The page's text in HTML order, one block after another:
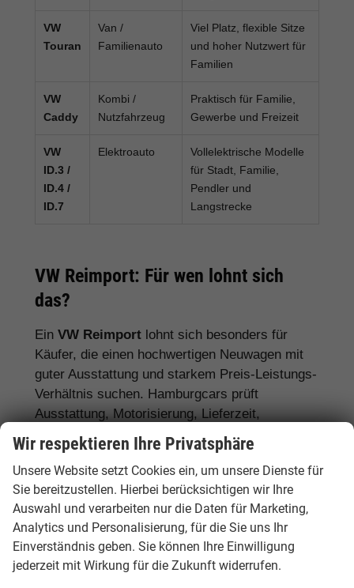
VW
Touran
Van /
Familienauto
Viel Platz, flexible Sitze
und hoher Nutzwert für
Familien
VW
Caddy
Kombi /
Nutzfahrzeug
Praktisch für Familie,
Gewerbe und Freizeit
VW
ID.3 /
ID.4 /
ID.7
Elektroauto
Vollelektrische Modelle
für Stadt, Familie,
Pendler und
Langstrecke
VW Reimport: Für wen lohnt sich
das?
Ein VW Reimport lohnt sich besonders für
Käufer, die einen hochwertigen Neuwagen mit
guter Ausstattung und starkem Preis-Leistungs-
Verhältnis suchen. Hamburgcars prüft
Ausstattung, Motorisierung, Lieferzeit,
Garantiebedingungen und Fahrzeugdetails
transparent vor dem Kauf.
Für Stadtfahrer:VW Polo, VW Golf, VW
ID.3
Für Familien: VW Tiguan, VW Passat
Variant, VW Touran, VW Caddy
Wir respektieren Ihre Privatsphäre
Unsere Website setzt Cookies ein, um unsere Dienste für
Sie bereitzustellen. Hierbei berücksichtigen wir Ihre
Auswahl und verarbeiten nur die Daten für Marketing,
Analytics und Personalisierung, für die Sie uns Ihr
Einverständnis geben. Sie können Ihre Einwilligung
jederzeit mit Wirkung für die Zukunft widerrufen.